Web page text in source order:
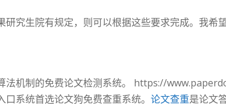
究生院有规定，则可以根据这些要求完成。我希
法机制的免费论文检测系统。 https://
系统首选论文狗免费查重系统。 论文查重是论文